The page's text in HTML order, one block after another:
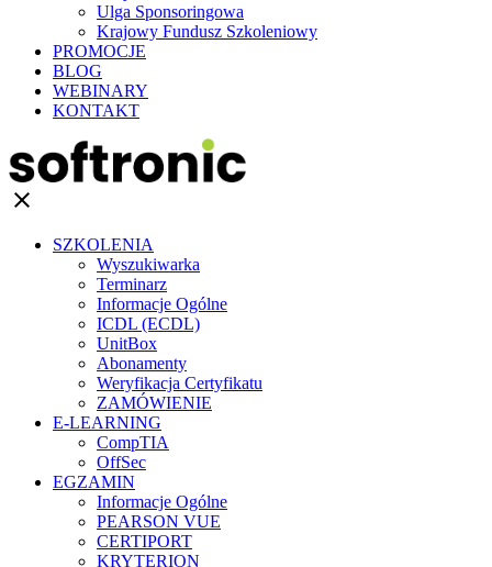
Ulga Sponsoringowa
Krajowy Fundusz Szkoleniowy
PROMOCJE
BLOG
WEBINARY
KONTAKT
clear
SZKOLENIA
Wyszukiwarka
Terminarz
Informacje Ogólne
ICDL (ECDL)
UnitBox
Abonamenty
Weryfikacja Certyfikatu
ZAMÓWIENIE
E-LEARNING
CompTIA
OffSec
EGZAMIN
Informacje Ogólne
PEARSON VUE
CERTIPORT
KRYTERION